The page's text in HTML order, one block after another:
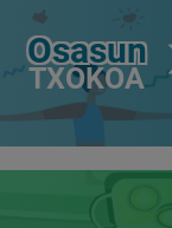
Osasun
TXOKOA